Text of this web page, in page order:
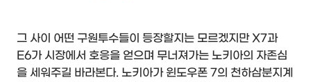
그 사이 어떤 구원투수들이 등장할지는 모르겠지만 X7과
E6가 시장에서 호응을 얻으며 무너져가는 노키아의 자존심
을 세워주길 바라본다. 노키아가 윈도우폰 7의 천하삼분지계